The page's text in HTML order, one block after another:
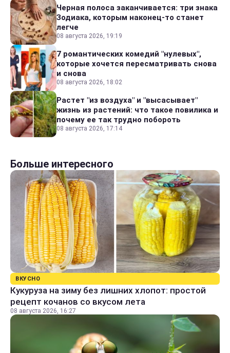
Черная полоса заканчивается: три знака
Зодиака, которым наконец-то станет
легче
08 августа 2026, 19:19
7 романтических комедий "нулевых",
которые хочется пересматривать снова
и снова
08 августа 2026, 18:02
Растет "из воздуха" и "высасывает"
жизнь из растений: что такое повилика и
почему ее так трудно побороть
08 августа 2026, 17:14
Больше интересного
ВКУСНО
Кукуруза на зиму без лишних хлопот: простой
рецепт кочанов со вкусом лета
08 августа 2026, 16:27